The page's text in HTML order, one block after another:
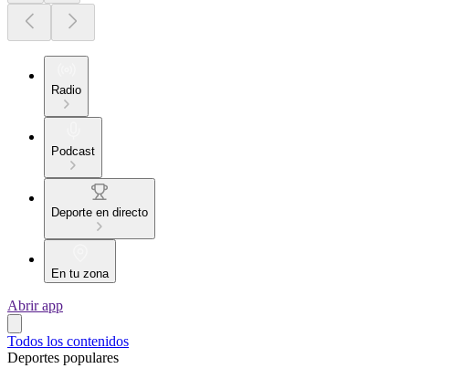
Radio
Podcast
Deporte en directo
En tu zona
Abrir app
Todos los contenidos
Deportes populares